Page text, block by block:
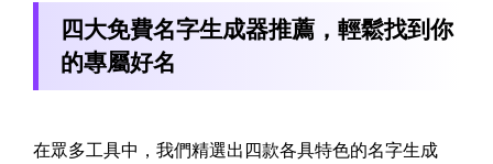
四大免費名字生成器推薦，輕鬆找到你
的專屬好名
在眾多工具中，我們精選出四款各具特色的名字生成